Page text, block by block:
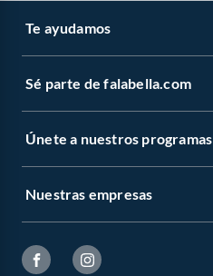
Te ayudamos
Sé parte de falabella.com
Únete a nuestros programas
Nuestras empresas